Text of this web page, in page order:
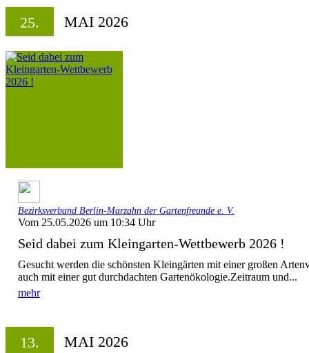
25. MAI 2026
Bezirksverband Berlin-Marzahn der Gartenfreunde e. V.
Vom 25.05.2026 um 10:34 Uhr
Seid dabei zum Kleingarten-Wettbewerb 2026 !
Gesucht werden die schönsten Kleingärten mit einer großen
auch mit einer gut durchdachten Gartenökologie.Zeitraum und...
mehr
13. MAI 2026